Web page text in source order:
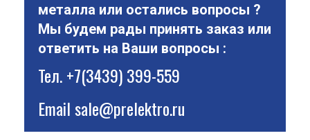
металла или остались вопросы ?
Мы будем рады принять заказ или
ответить на Ваши вопросы :
Тел.+7(3439) 399-559
Emailsale@prelektro.ru